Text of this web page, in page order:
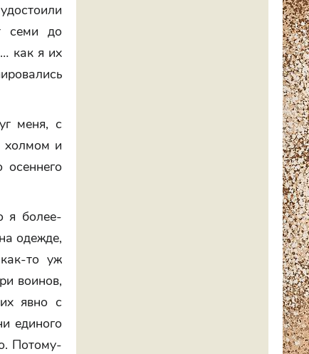
семи до
как я их
меня, с
холмом и
я более-
одежде,
то уж
воинов,
явно с
единого
Потому-